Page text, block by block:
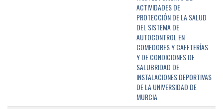
ACTIVIDADES DE
PROTECCIÓN DE LA SALUD
DEL SISTEMA DE
AUTOCONTROL EN
COMEDORES Y CAFETERÍAS
Y DE CONDICIONES DE
SALUBRIDAD DE
INSTALACIONES DEPORTIVAS
DE LA UNIVERSIDAD DE
MURCIA